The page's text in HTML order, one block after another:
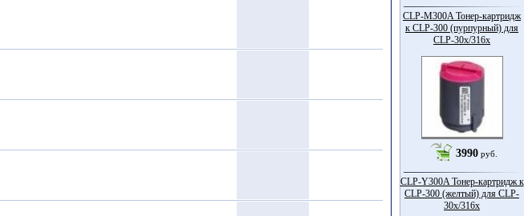
CLP-M300A Тонер-картридж
к CLP-300 (пурпурный) для
CLP-30x/316x
3990 руб.
CLP-Y300A Тонер-картридж к
CLP-300 (желтый) для CLP-
30x/316x